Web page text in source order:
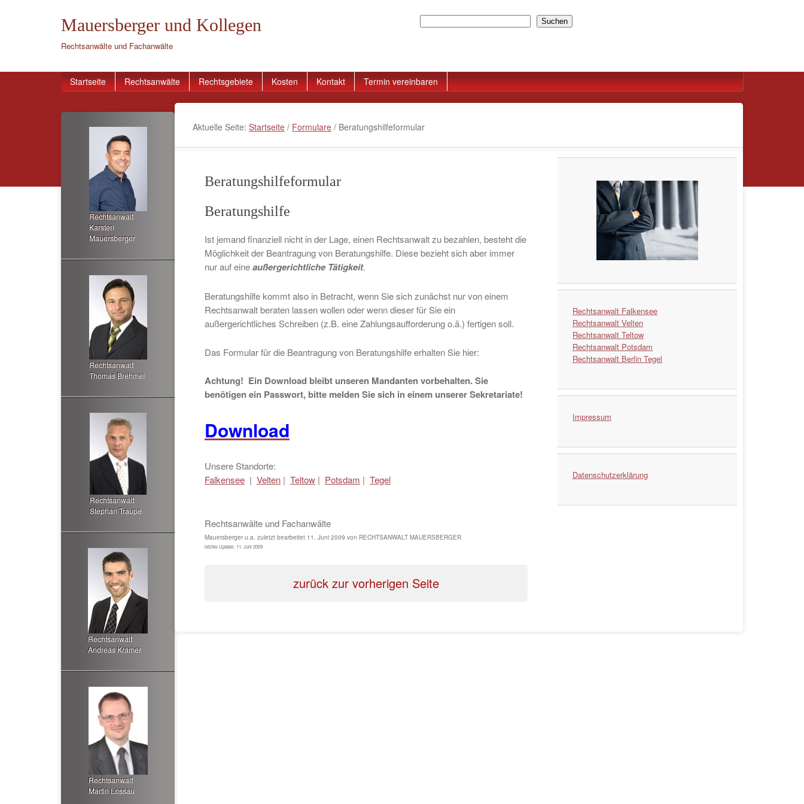
Mauersberger und Kollegen
Rechtsanwälte und Fachanwälte
Suchen
Startseite Rechtsanwälte Rechtsgebiete Kosten Kontakt Termin vereinbaren
Aktuelle Seite: Startseite / Formulare / Beratungshilfeformular
Beratungshilfeformular
Beratungshilfe
Ist jemand finanziell nicht in der Lage, einen Rechtsanwalt zu bezahlen, besteht die
Möglichkeit der Beantragung von Beratungshilfe. Diese bezieht sich aber immer
nur auf eineaußergerichtliche Tätigkeit.
Beratungshilfe kommt also in Betracht, wenn Sie sich zunächst nur von einem
Rechtsanwalt beraten lassen wollen oder wenn dieser für Sie ein
außergerichtliches Schreiben (z.B. eine Zahlungsaufforderung o.ä.) fertigen soll.
Das Formular für die Beantragung von Beratungshilfe erhalten Sie hier:
Achtung! Ein Download bleibt unseren Mandanten vorbehalten. Sie
benötigen ein Passwort, bitte melden Sie sich in einem unserer Sekretariate!
Download
Unsere Standorte:
Falkensee | Velten | Teltow | Potsdam | Tegel
Rechtsanwälte und Fachanwälte
Mauersberger u.a. zuletzt bearbeitet 11. Juni 2009 von RECHTSANWALT MAUERSBERGER
letztes Update: 11. Juni 2009
zurück zur vorherigen Seite
Rechtsanwalt Falkensee
Rechtsanwalt Velten
Rechtsanwalt Teltow
Rechtsanwalt Potsdam
Rechtsanwalt Berlin Tegel
Impressum
Datenschutzerklärung
Rechtsanwalt
Karsten
Mauersberger
Rechtsanwalt
Thomas Brehmel
Rechtsanwalt
Stephan Traupe
Rechtsanwalt
Andreas Kramer
Rechtsanwalt
Martin Lossau